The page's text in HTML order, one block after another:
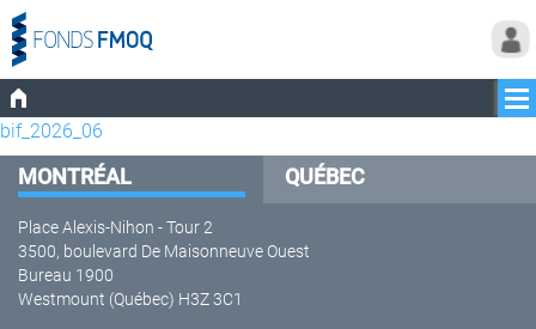
bif_2026_06
MONTRÉAL QUÉBEC
Place Alexis-Nihon - Tour 2
3500, boulevard De Maisonneuve Ouest
Bureau 1900
Westmount (Québec) H3Z 3C1